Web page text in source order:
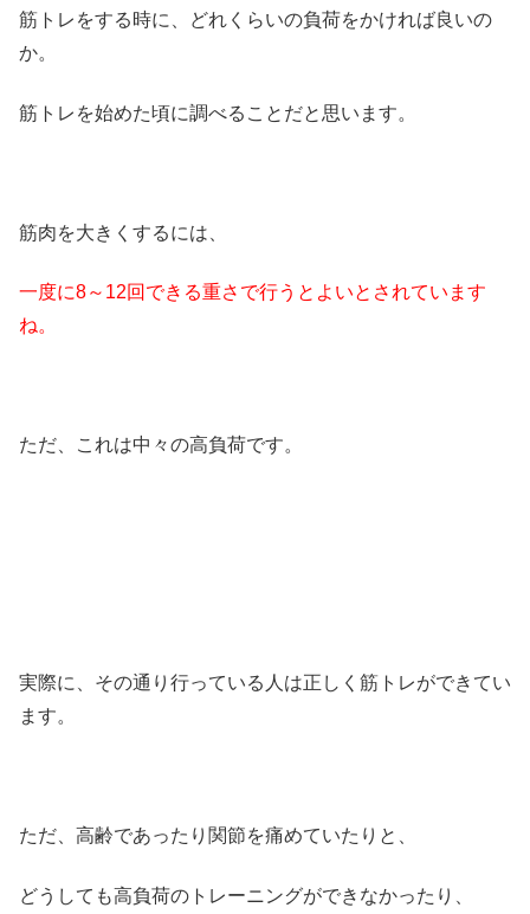
筋トレをする時に、どれくらいの負荷をかければ良いの
か。
筋トレを始めた頃に調べることだと思います。
筋肉を大きくするには、
一度に8～12回できる重さで行うとよいとされています
ね。
ただ、これは中々の高負荷です。
実際に、その通り行っている人は正しく筋トレができてい
ます。
ただ、高齢であったり関節を痛めていたりと、
どうしても高負荷のトレーニングができなかったり、